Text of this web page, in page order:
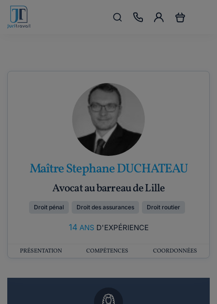
Maître Stephane DUCHATEAU
Avocat au barreau de Lille
Droit pénal Droit des assurances Droit routier
14 ANS D'EXPÉRIENCE
PRÉSENTATION COMPÉTENCES COORDONNÉES